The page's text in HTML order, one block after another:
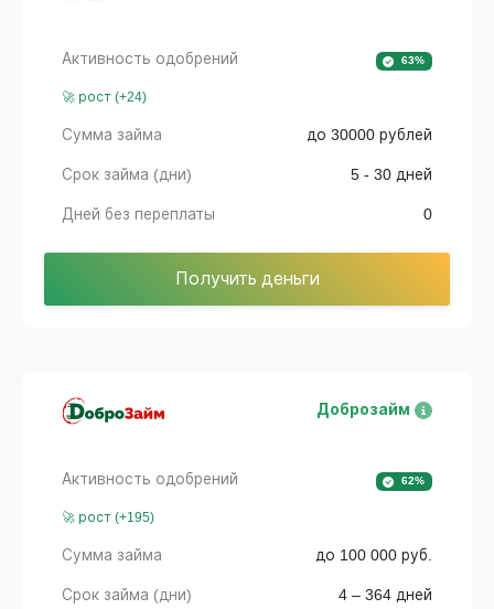
Активность одобрений 63%
🚀 рост (+24)
Сумма займа до 30000 рублей
Срок займа (дни) 5 - 30 дней
Дней без переплаты 0
Получить деньги
Доброзайм
Активность одобрений 62%
🚀 рост (+195)
Сумма займа до 100 000 руб.
Срок займа (дни) 4 – 364 дней